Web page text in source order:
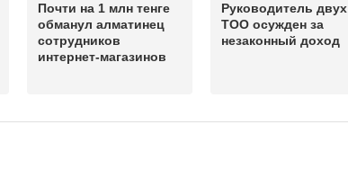
Почти на 1 млн тенге
обманул алматинец
сотрудников
интернет-магазинов
Руководитель двух
ТОО осужден за
незаконный доход